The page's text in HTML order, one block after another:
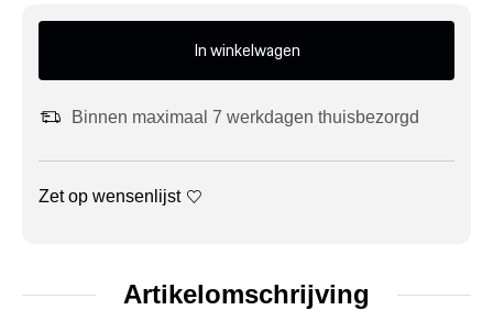
In winkelwagen
Binnen maximaal 7 werkdagen thuisbezorgd
Zet op wensenlijst
Artikelomschrijving